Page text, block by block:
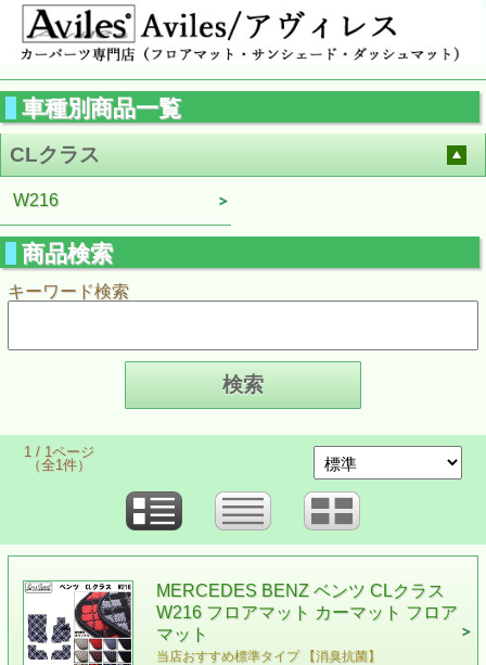
車種別商品一覧
CLクラス
W216
商品検索
キーワード検索
1 / 1ページ
（全1件）
MERCEDES BENZ ベンツ CLクラス
W216 フロアマット カーマット フロア
マット
当店おすすめ標準タイプ 【消臭抗菌】